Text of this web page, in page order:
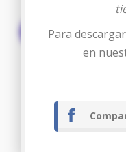
Descargar
Para
en